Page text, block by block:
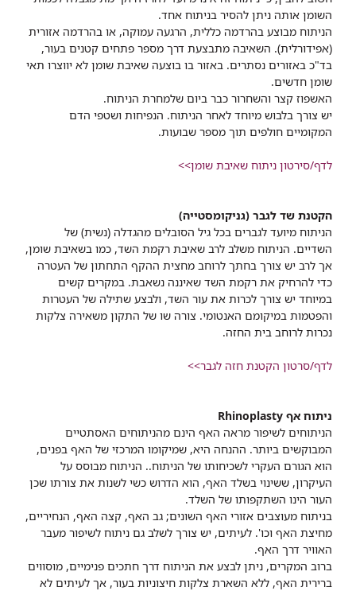
השומן אותה ניתן להסיר בניתוח אחד.
הניתוח מבוצע בהרדמה כללית, הרגעה עמוקה, או בהרדמה אזורית
(אפידורלית). השאיבה מתבצעת דרך מספר פתחים קטנים בעור,
בד"כ באזורים נסתרים. באזור בו בוצעה שאיבת שומן לא יווצרו תאי
שומן חדשים.
האשפוז קצר והשחרור כבר ביום שלמחרת הניתוח.
יש צורך בלבוש מיוחד לאחר הניתוח. הנפיחות ושטפי הדם
המקומיים חולפים תוך מספר שבועות.
לדף/סירטון ניתוח שאיבת שומן>>
הקטנת שד לגבר (גניקומסטייה)
הניתוח מיועד לגברים בכל גיל הסובלים מהגדלה (נשית) של
השדיים. הניתוח משלב לרב שאיבת רקמת השד, כמו בשאיבת שומן,
אך לרב יש צורך בחתך לרוחב מחצית ההקף התחתון של העטרה
כדי להרחיק את רקמת השד שאיננה נשאבת. במקרים קשים
במיוחד יש צורך לכרות את עור השד, ולבצע שתילה של העטרות
והפטמות במיקומם האנטומי. צורה שו של התקון משאירה צלקות
נכרות לרוחב בית החזה.
לדף/סרטון הקטנת חזה לגבר>>
ניתוח אף Rhinoplasty
הניתוחים לשיפור מראה האף הינם מהניתוחים האסתטיים
המבוקשים ביותר. ההנחה היא, שמיקומו המרכזי של האף בפנים,
הוא הגורם העקרי לשכיחותו של הניתוח.. הניתוח מבוסס על
העיקרון, ששינוי בשלד האף, הוא הדרוש כשי לשנות את צורתו שכן
העור הינו השתקפותו של השלד.
בניתוח מעוצבים אזורי האף השונים; גב האף, קצה האף, הנחיריים,
מחיצת האף וכו'. לעיתים, יש צורך לשלב גם ניתוח לשיפור מעבר
האוויר דרך האף.
ברוב המקרים, ניתן לבצע את הניתוח דרך חתכים פנימיים, מוסווים
ברירית האף, ללא השארת צלקות חיצוניות בעור, אך לעיתים לא